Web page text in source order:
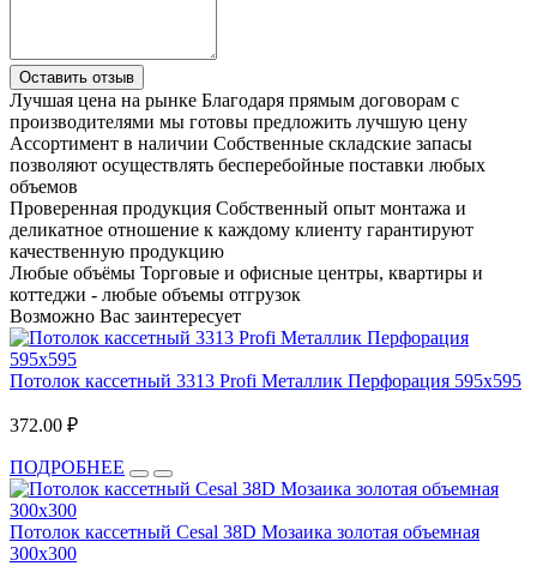
Оставить отзыв
Лучшая цена на рынке Благодаря прямым договорам с
производителями мы готовы предложить лучшую цену
Ассортимент в наличии Собственные складские запасы
позволяют осуществлять бесперебойные поставки любых
объемов
Проверенная продукция Собственный опыт монтажа и
деликатное отношение к каждому клиенту гарантируют
качественную продукцию
Любые объёмы Торговые и офисные центры, квартиры и
коттеджи - любые объемы отгрузок
Возможно Вас заинтересует
Потолок кассетный 3313 Profi Металлик Перфорация 595х595
372.00 ₽
ПОДРОБНЕЕ
Потолок кассетный Cesal 38D Мозаика золотая объемная
300х300